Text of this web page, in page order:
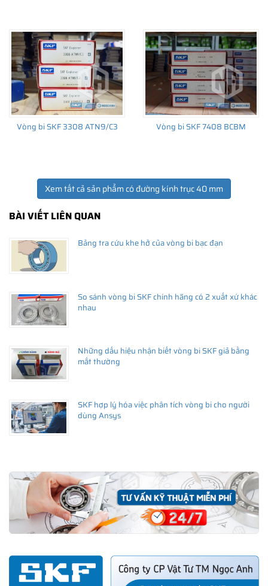
THÔNG TIN HỮU ÍCH
•Vòng bi SKF chính hãng, Những lưu ý cơ bản trước khi mua hàng
•Xuất xứ vòng bi SKF chính hãng ở đâu?
•Chất lượng vòng bi SKF chính hãng
Vòng bi SKF 3308 ATN9/C3 Vòng bi SKF 7408 BCBM
Xem tất cả sản phẩm có đường kính trục 40 mm
BÀI VIẾT LIÊN QUAN
Bảng tra cứu khe hở của vòng bi bạc đạn
So sánh vòng bi SKF chính hãng có 2 xuất xứ khác
nhau
Những dấu hiệu nhận biết vòng bi SKF giả bằng
mắt thường
SKF hợp lý hóa việc phân tích vòng bi cho người
dùng Ansys